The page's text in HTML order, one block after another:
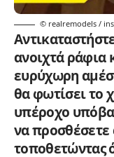
© realremodels /
ανοιχτά ράφια
ευρύχωρη
θα φωτίσει το
υπέροχο
να
τοποθετώντας